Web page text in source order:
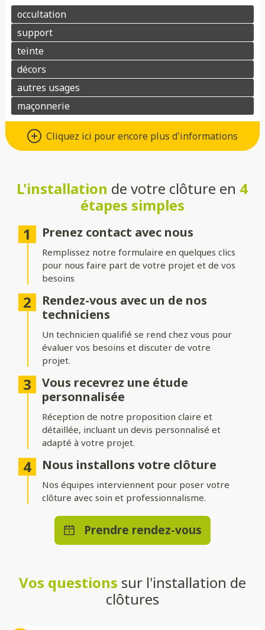
Cliquez ici pour encore plus d'informations
Un grand choix de matériaux de
qualité
: moderne, léger et résistant à la corrosion.
Composite
d’entretien.
: économique, durable et facile à entretenir.
Bois: naturel et chaleureux, idéal pour un extérieur
authentique.
: robuste et contemporain, avec une touche minérale.
: simple, efficace et modulable selon vos besoins.
Différentes options d’occultation
Selon vos envies et vos besoins, nos clôtures peuvent être :
Pleinement occultantes: pour garantir une intimité
maximale.
Ajourées
: pour laisser passer la lumière tout en délimitant
votre espace.
Brise-vue ou brise-vent: pour allier confort et esthétisme.
Une pose adaptée à votre terrain
Que vous souhaitiez une clôture posée directement au sol ou
Un large choix de teintes et de
L'installation de votre clôture en 4
étapes simples
Prenez contact avec nous
Remplissez notre formulaire en quelques clics
pour nous faire part de votre projet et de vos
besoins
Rendez-vous avec un de nos
techniciens
Un technicien qualifié se rend chez vous pour
évaluer vos besoins et discuter de votre
projet.
Vous recevrez une étude
personnalisée
Réception de notre proposition claire et
détaillée, incluant un devis personnalisé et
adapté à votre projet.
Nous installons votre clôture
Nos équipes interviennent pour poser votre
clôture avec soin et professionnalisme.
Prendre rendez-vous
Vos questions sur l'installation de
clôtures